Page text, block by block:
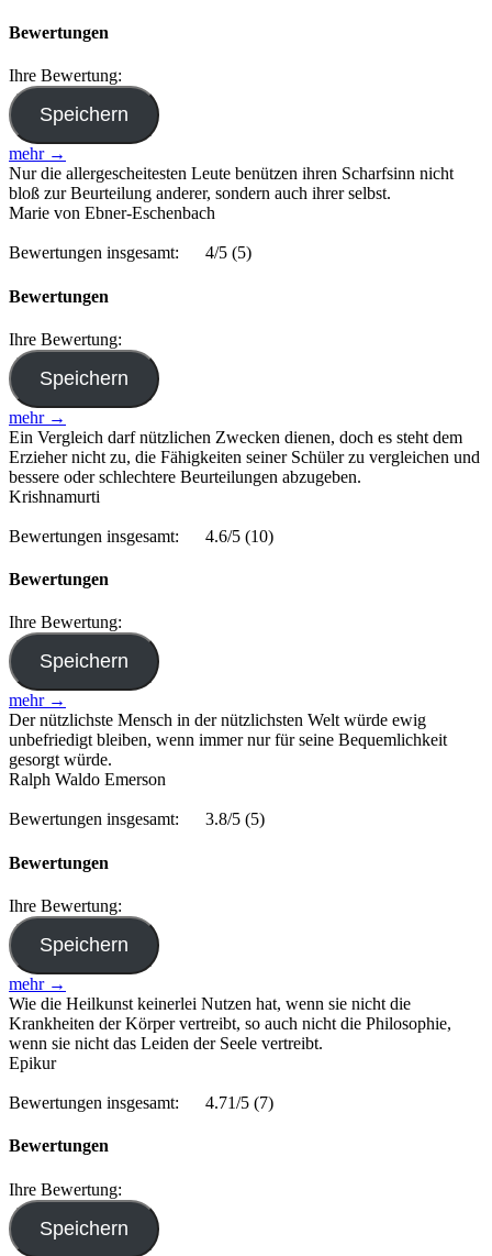
Bewertungen
Ihre Bewertung:
mehr →
Nur die allergescheitesten Leute benützen ihren Scharfsinn nicht
bloß zur Beurteilung anderer, sondern auch ihrer selbst.
Marie von Ebner-Eschenbach
Bewertungen insgesamt: 4/5 (5)
Bewertungen
Ihre Bewertung:
mehr →
Ein Vergleich darf nützlichen Zwecken dienen, doch es steht dem
Erzieher nicht zu, die Fähigkeiten seiner Schüler zu vergleichen und
bessere oder schlechtere Beurteilungen abzugeben.
Krishnamurti
Bewertungen insgesamt: 4.6/5 (10)
Bewertungen
Ihre Bewertung:
mehr →
Der nützlichste Mensch in der nützlichsten Welt würde ewig
unbefriedigt bleiben, wenn immer nur für seine Bequemlichkeit
gesorgt würde.
Ralph Waldo Emerson
Bewertungen insgesamt: 3.8/5 (5)
Bewertungen
Ihre Bewertung:
mehr →
Wie die Heilkunst keinerlei Nutzen hat, wenn sie nicht die
Krankheiten der Körper vertreibt, so auch nicht die Philosophie,
wenn sie nicht das Leiden der Seele vertreibt.
Epikur
Bewertungen insgesamt: 4.71/5 (7)
Bewertungen
Ihre Bewertung: